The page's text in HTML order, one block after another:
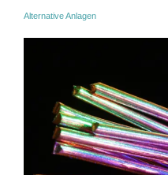
Alternative Anlagen